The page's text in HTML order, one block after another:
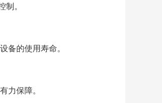
制。
备的使⽤寿命。
⼒保障。